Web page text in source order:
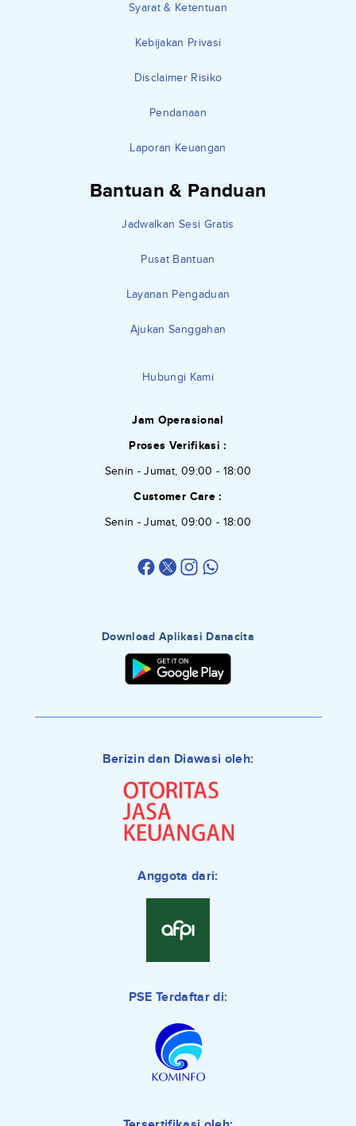
Syarat & Ketentuan
Kebijakan Privasi
Disclaimer Risiko
Pendanaan
Laporan Keuangan
Bantuan & Panduan
Jadwalkan Sesi Gratis
Pusat Bantuan
Layanan Pengaduan
Ajukan Sanggahan
Hubungi Kami
Jam Operasional
Proses Verifikasi :
Senin - Jumat, 09:00 - 18:00
Customer Care :
Senin - Jumat, 09:00 - 18:00
Download Aplikasi Danacita
Berizin dan Diawasi oleh:
Anggota dari:
PSE Terdaftar di: